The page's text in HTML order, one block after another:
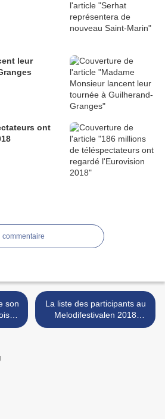
leur
ont
commentaire
La liste des participants au
Melodifestivalen 2018
dévoilée >